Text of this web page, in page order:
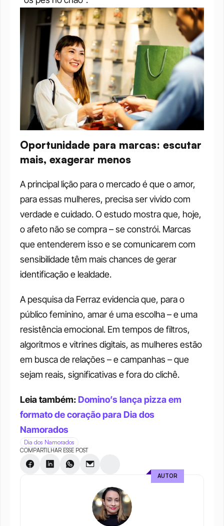
Oportunidade para marcas: escutar
mais, exagerar menos
A principal lição para o mercado é que o amor,
para essas mulheres, precisa ser vivido com
verdade e cuidado. O estudo mostra que, hoje,
o afeto não se compra – se constrói. Marcas
que entenderem isso e se comunicarem com
sensibilidade têm mais chances de gerar
identificação e lealdade.
A pesquisa da Ferraz evidencia que, para o
público feminino, amar é uma escolha – e uma
resistência emocional. Em tempos de filtros,
algoritmos e vitrines digitais, as mulheres estão
em busca de relações – e campanhas – que
sejam reais, significativas e fora do clichê.
Leia também: Domino’s lança pizza em
formato de coração para Dia dos
Namorados
Dia dos Namorados
COMPARTILHAR ESSE POST
AUTOR